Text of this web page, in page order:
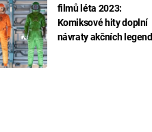
filmů léta 2023:
Komiksové hity doplní
návraty akčních legend